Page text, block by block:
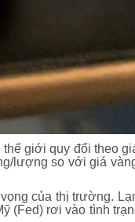
giới quy đổi theo
lượng so với giá
của thị trường.
(Fed) rơi vào tình